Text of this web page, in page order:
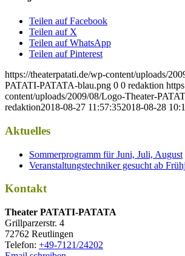
Teilen auf Facebook
Teilen auf X
Teilen auf WhatsApp
Teilen auf Pinterest
https://theaterpatati.de/wp-content/uploads/
PATATI-PATATA-blau.png 0 0 redaktion
content/uploads/2009/08/Logo-Theater-
redaktion2018-08-27 11:57:352018-08-28
Aktuelles
Sommerprogramm für Juni, Juli, August
Veranstaltungstechniker gesucht ab
Kontakt
Thea­ter PATATI-PATATA
Grill­par­zer­str. 4
72762 Reutlingen
Tele­fon: +49-7121/24202